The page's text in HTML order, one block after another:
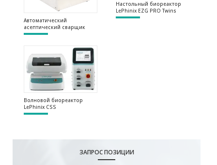
Автоматический
асептический сварщик
Настольный биореактор
LePhinix EZG PRO Twins
Волновой биореактор
LePhinix CSS
ЗАПРОС ПОЗИЦИИ